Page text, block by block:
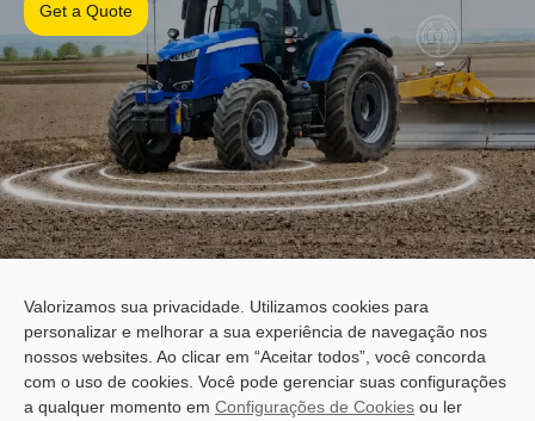
Get a Quote
Valorizamos sua privacidade. Utilizamos cookies para
personalizar e melhorar a sua experiência de navegação nos
nossos websites. Ao clicar em “Aceitar todos”, você concorda
com o uso de cookies. Você pode gerenciar suas configurações
a qualquer momento em Configurações de Cookies ou ler